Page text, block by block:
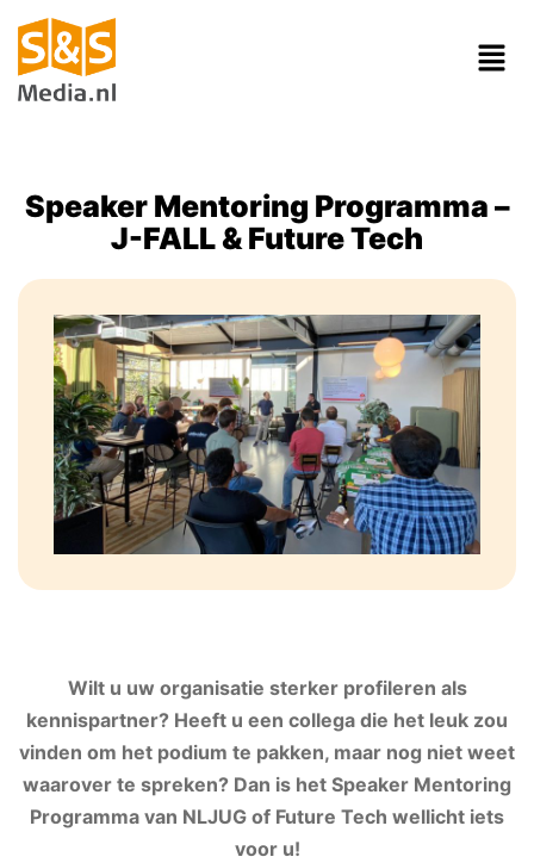
Speaker Mentoring Programma –
J-FALL & Future Tech
Wilt u uw organisatie sterker profileren als
kennispartner? Heeft u een collega die het leuk zou
vinden om het podium te pakken, maar nog niet weet
waarover te spreken? Dan is het Speaker Mentoring
Programma van NLJUG of Future Tech wellicht iets
voor u!